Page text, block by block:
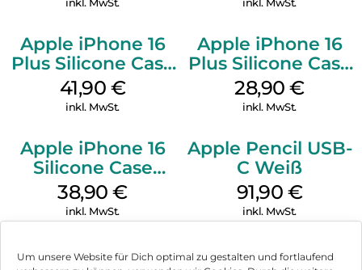
Um unsere Website für Dich optimal zu gestalten und fortlaufend
Apple iPhone 16
Plus Silicone Case
MagSafe Stone
Gray
41,90 €
inkl. MwSt.
Apple iPhone 16
Plus Silicone Case
MagSafe Black
28,90€
inkl. MwSt.
Apple iPhone 16
Silicone Case
MagSafe
Ultramarine
38,90€
inkl. MwSt.
Apple Pencil USB-
C Weiß
91,90 €
inkl. MwSt.